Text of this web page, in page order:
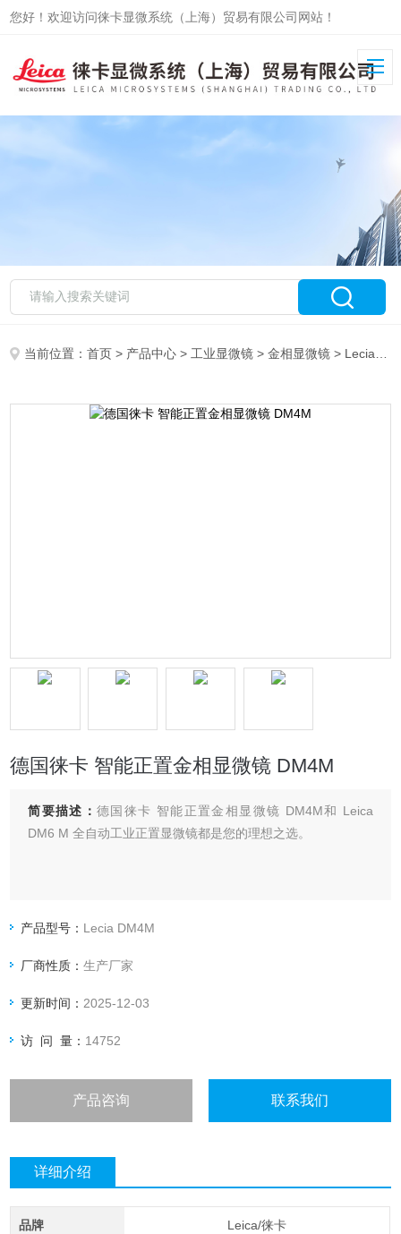
您好！欢迎访问徕卡显微系统（上海）贸易有限公司网站！
当前位置：首页 > 产品中心 > 工业显微镜 >金相显微镜 > Lecia DM4M德国徕卡 智能正置金相显微镜 DM4M
德国徕卡 智能正置金相显微镜 DM4M
简要描述：德国徕卡 智能正置金相显微镜 DM4M和 Leica
DM6 M 全自动工业正置显微镜都是您的理想之选。
产品型号： Lecia DM4M
厂商性质：生产厂家
更新时间： 2025-12-03
访 问 量： 14752
产品咨询 联系我们
详细介绍
品牌 Leica/徕卡